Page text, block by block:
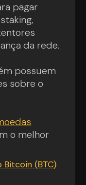
pagar
da rede.
possuem
sobre o
o melhor
Bitcoin (BTC)